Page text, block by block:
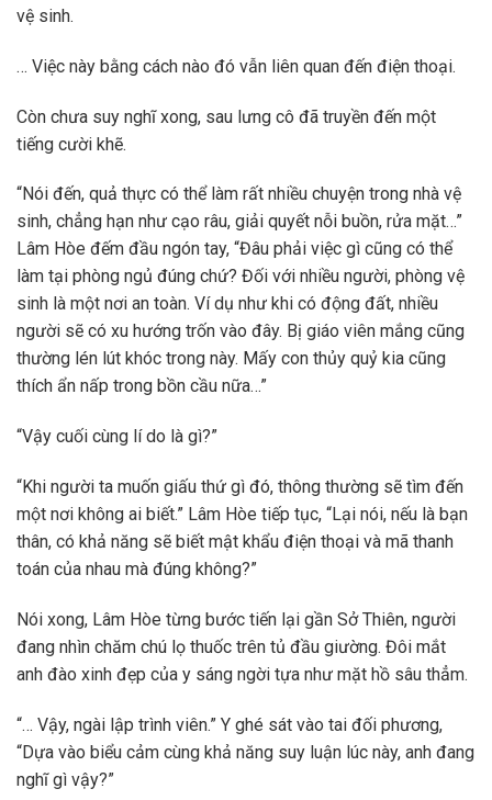
vệ sinh.
… Việc này bằng cách nào đó vẫn liên quan đến điện thoại.
Còn chưa suy nghĩ xong, sau lưng cô đã truyền đến một
tiếng cười khẽ.
“Nói đến, quả thực có thể làm rất nhiều chuyện trong nhà vệ
sinh, chẳng hạn như cạo râu, giải quyết nỗi buồn, rửa mặt…”
Lâm Hòe đếm đầu ngón tay, “Đâu phải việc gì cũng có thể
làm tại phòng ngủ đúng chứ? Đối với nhiều người, phòng vệ
sinh là một nơi an toàn. Ví dụ như khi có động đất, nhiều
người sẽ có xu hướng trốn vào đây. Bị giáo viên mắng cũng
thường lén lút khóc trong này. Mấy con thủy quỷ kia cũng
thích ẩn nấp trong bồn cầu nữa…”
“Vậy cuối cùng lí do là gì?”
“Khi người ta muốn giấu thứ gì đó, thông thường sẽ tìm đến
một nơi không ai biết.” Lâm Hòe tiếp tục, “Lại nói, nếu là bạn
thân, có khả năng sẽ biết mật khẩu điện thoại và mã thanh
toán của nhau mà đúng không?”
Nói xong, Lâm Hòe từng bước tiến lại gần Sở Thiên, người
đang nhìn chăm chú lọ thuốc trên tủ đầu giường. Đôi mắt
anh đào xinh đẹp của y sáng ngời tựa như mặt hồ sâu thẳm.
“… Vậy, ngài lập trình viên.” Y ghé sát vào tai đối phương,
“Dựa vào biểu cảm cùng khả năng suy luận lúc này, anh đang
nghĩ gì vậy?”